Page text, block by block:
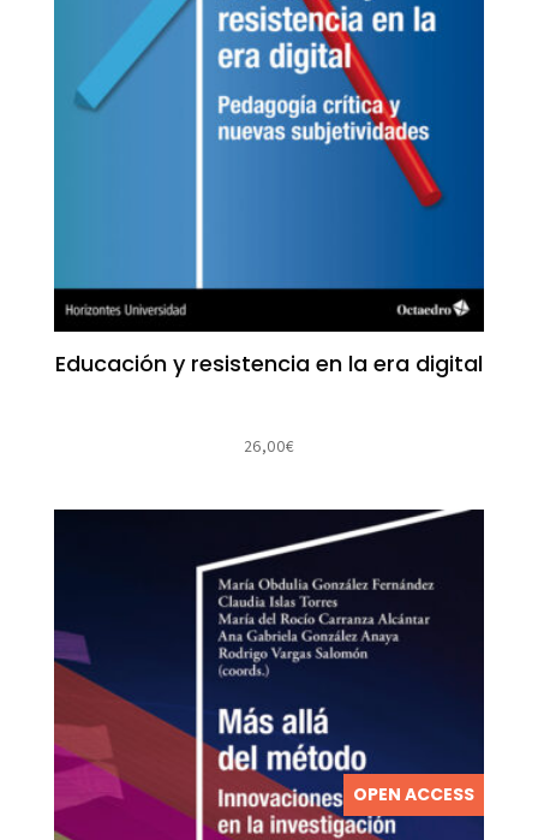
Educación y resistencia en la era digital
26,00€
OPEN ACCESS